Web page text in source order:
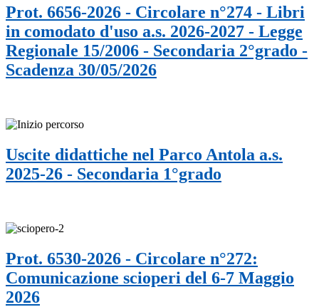
Prot. 6656-2026 - Circolare n°274 - Libri
in comodato d'uso a.s. 2026-2027 - Legge
Regionale 15/2006 - Secondaria 2°grado -
Scadenza 30/05/2026
Uscite didattiche nel Parco Antola a.s.
2025-26 - Secondaria 1°grado
Prot. 6530-2026 - Circolare n°272:
Comunicazione scioperi del 6-7 Maggio
2026